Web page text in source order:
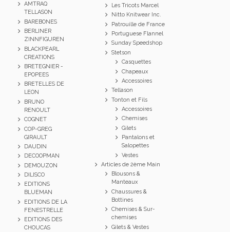
AMTRAQ
TELLASON
BAREBONES
BERLINER
ZINNFIGUREN
BLACKPEARL
CREATIONS
BRETEGNIER -
EPOPEES
BRETELLES DE
LEON
BRUNO
RENOULT
COGNET
COP-GREG
GIRAULT
DAUDIN
DECOOPMAN
DEMOUZON
DILISCO
EDITIONS
BLUEMAN
EDITIONS DE LA
FENESTRELLE
EDITIONS DES
CHOUCAS
Les Tricots Marcel
Nitto Knitwear Inc.
Patrouille de France
Portuguese Flannel
Sunday Speedshop
Stetson
Casquettes
Chapeaux
Accessoires
Tellason
Tonton et Fils
Accessoires
Chemises
Gilets
Pantalons et
Salopettes
Vestes
Articles de 2ème Main
Blousons &
Manteaux
Chaussures &
Bottines
Chemises & Sur-
chemises
Gilets & Vestes